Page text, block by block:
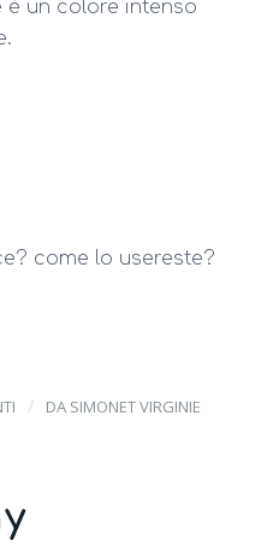
è un colore intenso
come lo usereste?
/ DA SIMONET VIRGINIE